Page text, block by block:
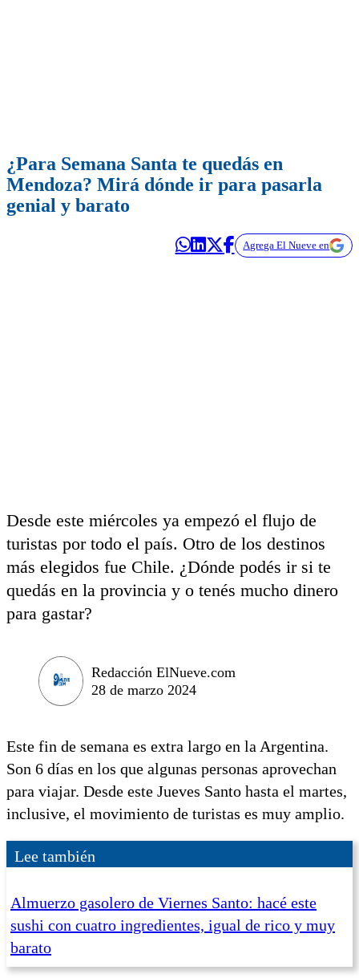
¿Para Semana Santa te quedás en
Mendoza? Mirá dónde ir para pasarla
genial y barato
Agrega El Nueve en
Desde este miércoles ya empezó el flujo de
turistas por todo el país. Otro de los destinos
más elegidos fue Chile. ¿Dónde podés ir si te
quedás en la provincia y o tenés mucho dinero
para gastar?
Redacción ElNueve.com
28 de marzo 2024
Este fin de semana es extra largo en la Argentina.
Son 6 días en los que algunas personas aprovechan
para viajar. Desde este Jueves Santo hasta el martes,
inclusive, el movimiento de turistas es muy amplio.
Lee también
Almuerzo gasolero de Viernes Santo: hacé este
sushi con cuatro ingredientes, igual de rico y muy
barato